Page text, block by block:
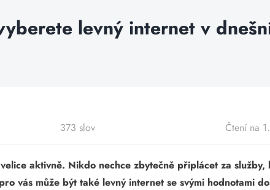
levný internet v
373 slov Čtení na
aktivně. Nikdo nechce zbytečně připlácet za služby,
vás může být také levný internet se svými hodnotami